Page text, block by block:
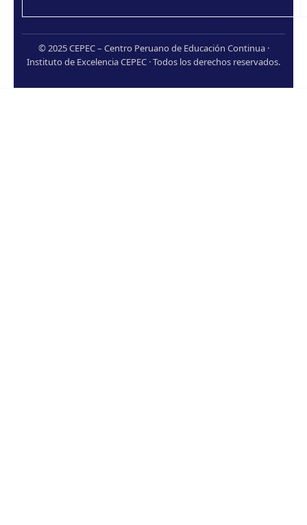
© 2025 CEPEC – Centro Peruano de Educación Continua ·
Instituto de Excelencia CEPEC · Todos los derechos reservados.